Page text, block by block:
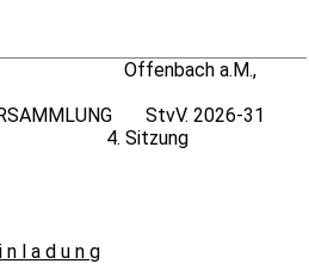
DER Offenbach a.M.,
StvV. 2026-31
n l a d u n g